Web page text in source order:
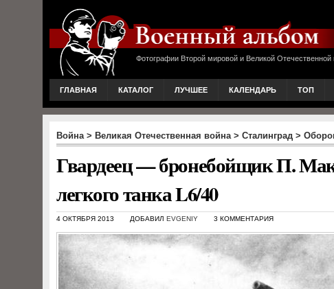
Фотографии Второй мировой и Великой
ГЛАВНАЯ КАТАЛОГ ЛУЧШЕЕ КАЛЕНДАРЬ ТОП
Война> Великая Отечественная война> Сталинград >
Гвардеец — бронебойщик П.
легкого танка L6/40
4 ОКТЯБРЯ 2013 ДОБАВИЛ EVGENIY 3 КОММЕНТАРИЯ